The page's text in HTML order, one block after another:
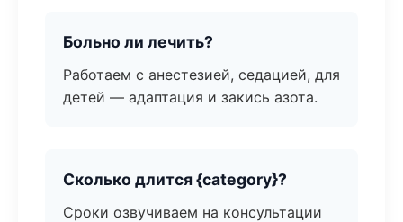
Больно ли лечить?
Работаем с анестезией, седацией, для
детей — адаптация и закись азота.
Сколько длится {category}?
Сроки озвучиваем на консультации